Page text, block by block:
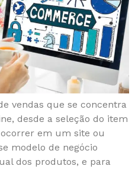
vendas que se concentra
desde a seleção do item
em um site ou
modelo de negócio
dos produtos, e para